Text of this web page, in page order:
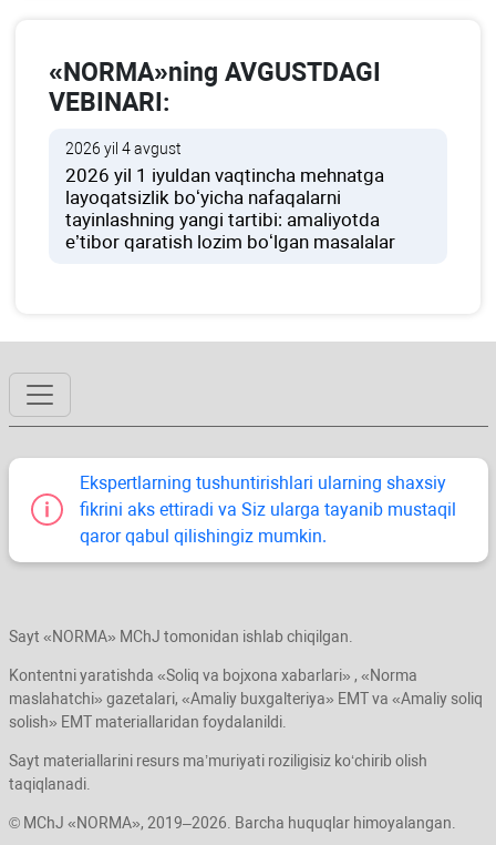
«NORMA»ning AVGUSTDAGI
VEBINARI:
2026 yil 4 avgust
2026 yil 1 iyuldan vaqtincha mehnatga
layoqatsizlik boʻyicha nafaqalarni
tayinlashning yangi tartibi: amaliyotda
e’tibor qaratish lozim boʻlgan masalalar
Ekspertlarning tushuntirishlari ularning shaхsiy
fikrini aks ettiradi va Siz ularga tayanib mustaqil
qaror qabul qilishingiz mumkin.
Sayt «NORMA» MChJ tomonidan ishlab chiqilgan.
Kontentni yaratishda «Soliq va bojхona хabarlari» , «Norma
maslahatchi» gazetalari, «Amaliy buхgalteriya» EMT va «Amaliy soliq
solish» EMT materiallaridan foydalanildi.
Sayt materiallarini resurs ma’muriyati roziligisiz koʻchirib olish
taqiqlanadi.
© MChJ «NORMA», 2019–2026. Barcha huquqlar himoyalangan.